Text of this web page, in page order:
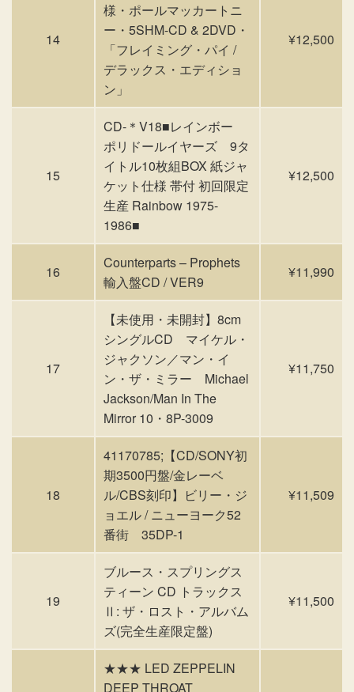
14
様・ポールマッカートニ
ー・5SHM-CD & 2DVD・
「フレイミング・パイ /
デラックス・エディショ
ン」
¥12,500
15
CD-＊V18■レインボー
ポリドールイヤーズ 9タ
イトル10枚組BOX 紙ジャ
ケット仕様 帯付 初回限定
生産 Rainbow 1975-
1986■
¥12,500
16
Counterparts – Prophets
輸入盤CD / VER9
¥11,990
17
【未使用・未開封】8cm
シングルCD マイケル・
ジャクソン／マン・イ
ン・ザ・ミラー Michael
Jackson/Man In The
Mirror 10・8P-3009
¥11,750
18
41170785;【CD/SONY初
期3500円盤/金レーベ
ル/CBS刻印】ビリー・ジ
ョエル / ニューヨーク52
番街 35DP-1
¥11,509
19
ブルース・スプリングス
ティーン CD トラックス
Ⅱ: ザ・ロスト・アルバム
ズ(完全生産限定盤)
¥11,500
★★★ LED ZEPPELIN
DEEP THROAT